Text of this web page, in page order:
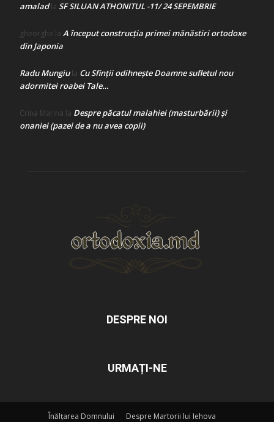
amaladla SF SILUAN ATHONITUL -11/ 24 SEPEMBRIE
gheorghe la A început construcţia primei mănăstiri ortodoxe
din Japonia
Radu Mungiula Cu Sfinții odihnește Doamne sufletul nou
adormitei roabei Tale…
Crina Marina la Despre păcatul malahiei (masturbării) şi
onaniei (pazei de a nu avea copii)
DESPRE NOI
URMAȚI-NE
Înălțarea Domnului Despre Martorii lui Iehova